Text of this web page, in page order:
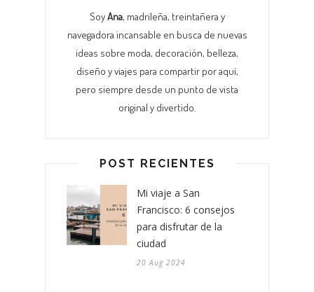
SoyAna, madrileña, treintañera y
navegadora incansable en busca de nuevas
ideas sobre moda, decoración, belleza,
diseño y viajes para compartir por aquí,
pero siempre desde un punto de vista
original y divertido.
POST RECIENTES
Mi viaje a San
Francisco: 6 consejos
para disfrutar de la
ciudad
20 Aug 2024